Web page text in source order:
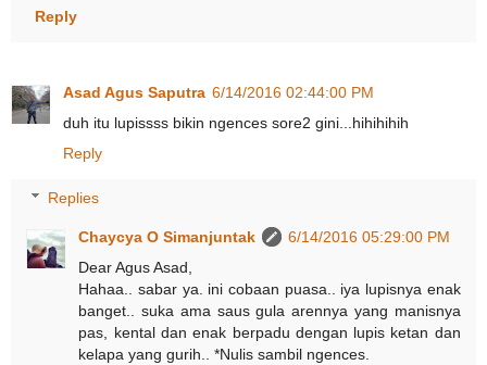
Reply
Asad Agus Saputra 6/14/2016 02:44:00 PM
duh itu lupissss bikin ngences sore2 gini...hihihihih
Reply
Replies
Chaycya O Simanjuntak
6/14/2016 05:29:00 PM
Dear Agus Asad,
Hahaa.. sabar ya. ini cobaan puasa.. iya lupisnya enak
banget.. suka ama saus gula arennya yang manisnya
pas, kental dan enak berpadu dengan lupis ketan dan
kelapa yang gurih.. *Nulis sambil ngences.